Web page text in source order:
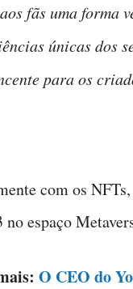
fãs uma forma
únicas dos
para os
com os
no espaço
O CEO do